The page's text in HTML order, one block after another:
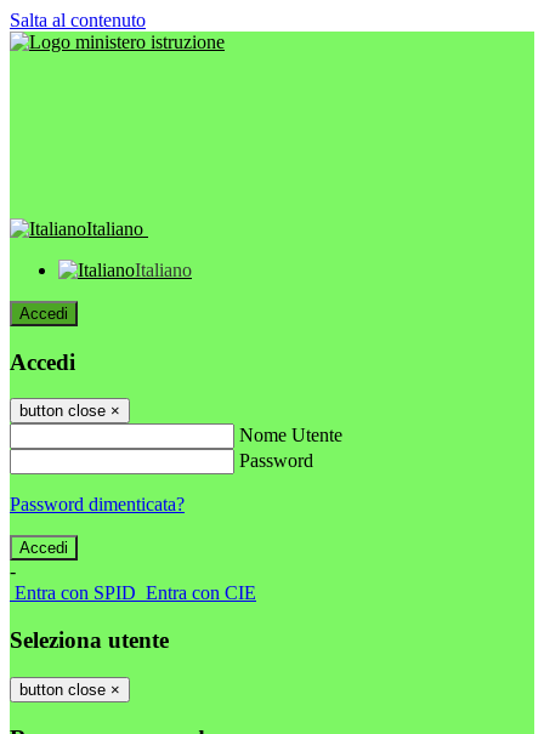
Salta al contenuto
Italiano
Italiano
Accedi
Accedi
button close ×
Nome Utente
Password
Password dimenticata?
-
Entra con SPID Entra con CIE
Seleziona utente
button close ×